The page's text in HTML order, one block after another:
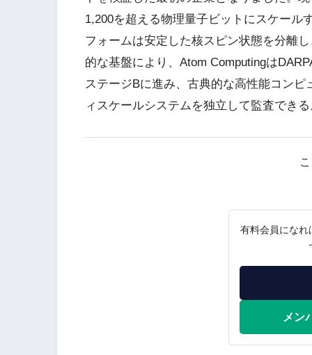
1,200を超える物理量子ビットにスケール
フォームは安定した核スピン状態を分離
的な基盤により、Atom Computingは
ステージBに進み、古典的な高性能コン
ィスケールシステムを独立して監査でき
有料会員にな
メン